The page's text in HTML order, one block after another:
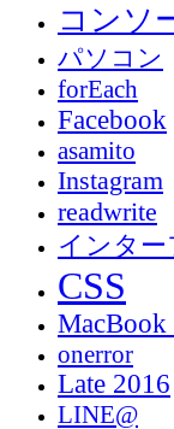
コンソ
パソコン
forEach
Facebook
asamito
Instagram
readwrite
インター
CSS
MacBook
onerror
Late 2016
LINE@